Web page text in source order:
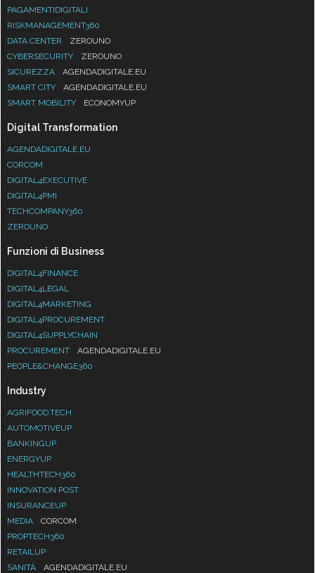
PAGAMENTIDIGITALI
RISKMANAGEMENT360
DATA CENTER
ZEROUNO
CYBERSECURITY
ZEROUNO
SICUREZZA
AGENDADIGITALE.EU
SMART CITY
AGENDADIGITALE.EU
SMART MOBILITY
ECONOMYUP
Digital Transformation
AGENDADIGITALE.EU
CORCOM
DIGITAL4EXECUTIVE
DIGITAL4PMI
TECHCOMPANY360
ZEROUNO
Funzioni di Business
DIGITAL4FINANCE
DIGITAL4LEGAL
DIGITAL4MARKETING
DIGITAL4PROCUREMENT
DIGITAL4SUPPLYCHAIN
PROCUREMENT
AGENDADIGITALE.EU
PEOPLE&CHANGE360
Industry
AGRIFOOD.TECH
AUTOMOTIVEUP
BANKINGUP
ENERGYUP
HEALTHTECH360
INNOVATION POST
INSURANCEUP
MEDIA
CORCOM
PROPTECH360
RETAILUP
SANITÀ
AGENDADIGITALE.EU